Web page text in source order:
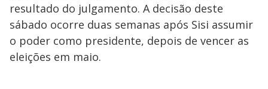
resultado do julgamento. A decisão deste
sábado ocorre duas semanas após Sisi assumir
o poder como presidente, depois de vencer as
eleições em maio.